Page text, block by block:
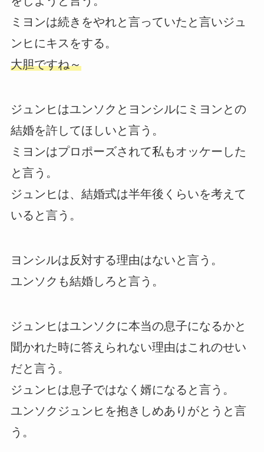
ミヨンは続きをやれと言っていたと言いジュ
ンヒにキスをする。
大胆ですね～
ジュンヒはユンソクとヨンシルにミヨンとの
結婚を許してほしいと言う。
ミヨンはプロポーズされて私もオッケーした
と言う。
ジュンヒは、結婚式は半年後くらいを考えて
いると言う。
ヨンシルは反対する理由はないと言う。
ユンソクも結婚しろと言う。
ジュンヒはユンソクに本当の息子になるかと
聞かれた時に答えられない理由はこれのせい
だと言う。
ジュンヒは息子ではなく婿になると言う。
ユンソクジュンヒを抱きしめありがとうと言
う。